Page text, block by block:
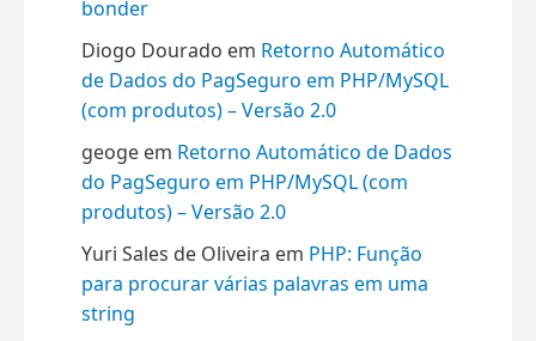
bonder
Diogo Dourado em Retorno Automático
de Dados do PagSeguro em PHP/MySQL
(com produtos) – Versão 2.0
geoge em Retorno Automático de Dados
do PagSeguro em PHP/MySQL (com
produtos) – Versão 2.0
Yuri Sales de Oliveira em PHP: Função
para procurar várias palavras em uma
string